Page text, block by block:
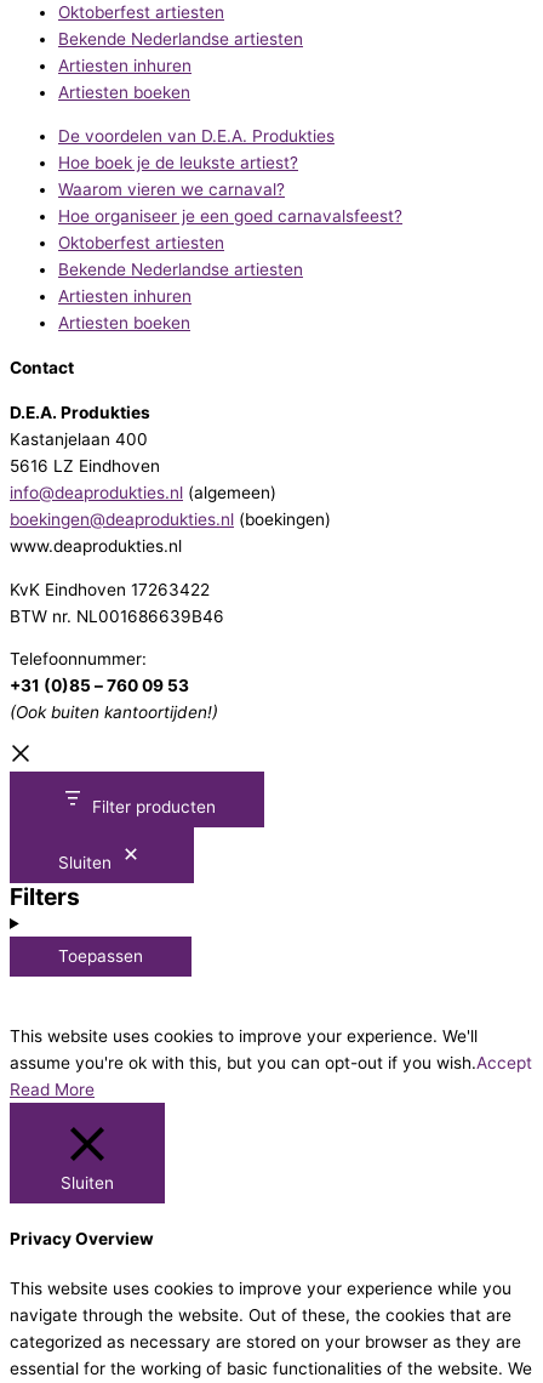
Oktoberfest artiesten
Bekende Nederlandse artiesten
Artiesten inhuren
Artiesten boeken
De voordelen van D.E.A. Produkties
Hoe boek je de leukste artiest?
Waarom vieren we carnaval?
Hoe organiseer je een goed carnavalsfeest?
Oktoberfest artiesten
Bekende Nederlandse artiesten
Artiesten inhuren
Artiesten boeken
Contact
D.E.A. Produkties
Kastanjelaan 400
5616 LZ Eindhoven
info@deaprodukties.nl (algemeen)
boekingen@deaprodukties.nl (boekingen)
www.deaprodukties.nl
KvK Eindhoven 17263422
BTW nr. NL001686639B46
Telefoonnummer:
+31 (0)85 – 760 09 53
(Ook buiten kantoortijden!)
Filter producten
Sluiten
Filters
Toepassen
This website uses cookies to improve your experience. We'll
assume you're ok with this, but you can opt-out if you wish.Accept
Read More
Sluiten
Privacy Overview
This website uses cookies to improve your experience while you
navigate through the website. Out of these, the cookies that are
categorized as necessary are stored on your browser as they are
essential for the working of basic functionalities of the website. We